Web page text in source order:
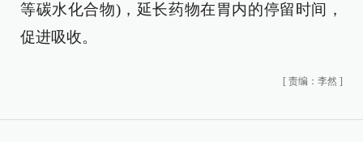
等碳水化合物)，延长药物在胃内的停留时间，
促进吸收。
[ 责编：李然 ]